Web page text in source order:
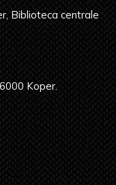
Biblioteca centrale
Koper.